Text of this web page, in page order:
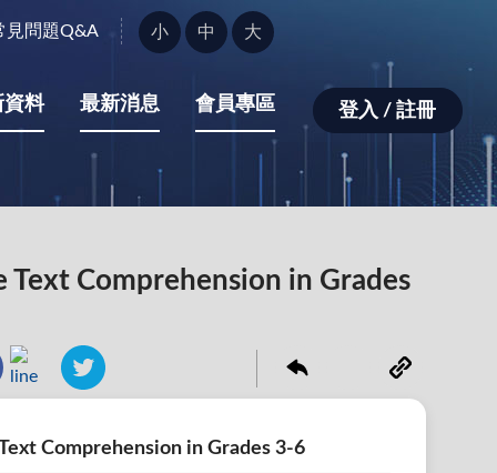
見問題Q&A
字
型
小：
小 中 大
資料 最新消息 會員專區 登入 / 註冊
Comprehension in Grades
Comprehension in Grades 3-6